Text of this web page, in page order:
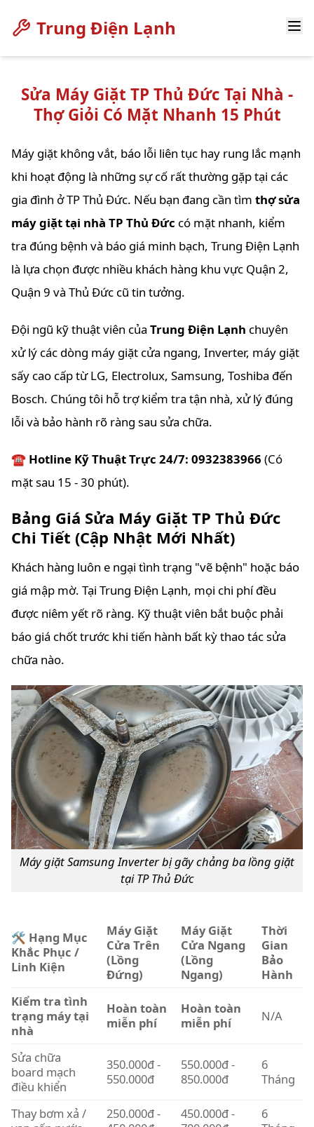
Trung Điện Lạnh
Sửa Máy Giặt TP Thủ Đức Tại Nhà -
Thợ Giỏi Có Mặt Nhanh 15 Phút
Máy giặt không vắt, báo lỗi liên tục hay rung lắc mạnh
khi hoạt động là những sự cố rất thường gặp tại các
gia đình ở TP Thủ Đức. Nếu bạn đang cần tìm thợ sửa
máy giặt tại nhà TP Thủ Đức có mặt nhanh, kiểm
tra đúng bệnh và báo giá minh bạch, Trung Điện Lạnh
là lựa chọn được nhiều khách hàng khu vực Quận 2,
Quận 9 và Thủ Đức cũ tin tưởng.
Đội ngũ kỹ thuật viên của Trung Điện Lạnh chuyên
xử lý các dòng máy giặt cửa ngang, Inverter, máy giặt
sấy cao cấp từ LG, Electrolux, Samsung, Toshiba đến
Bosch. Chúng tôi hỗ trợ kiểm tra tận nhà, xử lý đúng
lỗi và bảo hành rõ ràng sau sửa chữa.
☎️ Hotline Kỹ Thuật Trực 24/7: 0932383966 (Có
mặt sau 15 - 30 phút).
Bảng Giá Sửa Máy Giặt TP Thủ Đức
Chi Tiết (Cập Nhật Mới Nhất)
Khách hàng luôn e ngại tình trạng "vẽ bệnh" hoặc báo
giá mập mờ. Tại Trung Điện Lạnh, mọi chi phí đều
được niêm yết rõ ràng. Kỹ thuật viên bắt buộc phải
báo giá chốt trước khi tiến hành bất kỳ thao tác sửa
chữa nào.
Máy giặt Samsung Inverter bị gãy chảng ba lồng giặt
tại TP Thủ Đức
🛠️ Hạng Mục
Khắc Phục /
Linh Kiện
Máy Giặt
Cửa Trên
(Lồng
Đứng)
Máy Giặt
Cửa Ngang
(Lồng
Ngang)
Thời
Gian
Bảo
Hành
Kiểm tra tình
trạng máy tại
nhà
Hoàn toàn
miễn phí
Hoàn toàn
miễn phí
N/A
Sửa chữa
board mạch
điều khiển
350.000đ -
550.000đ
550.000đ -
850.000đ
6
Tháng
Thay bơm xả /
250.000đ -
450.000đ -
6